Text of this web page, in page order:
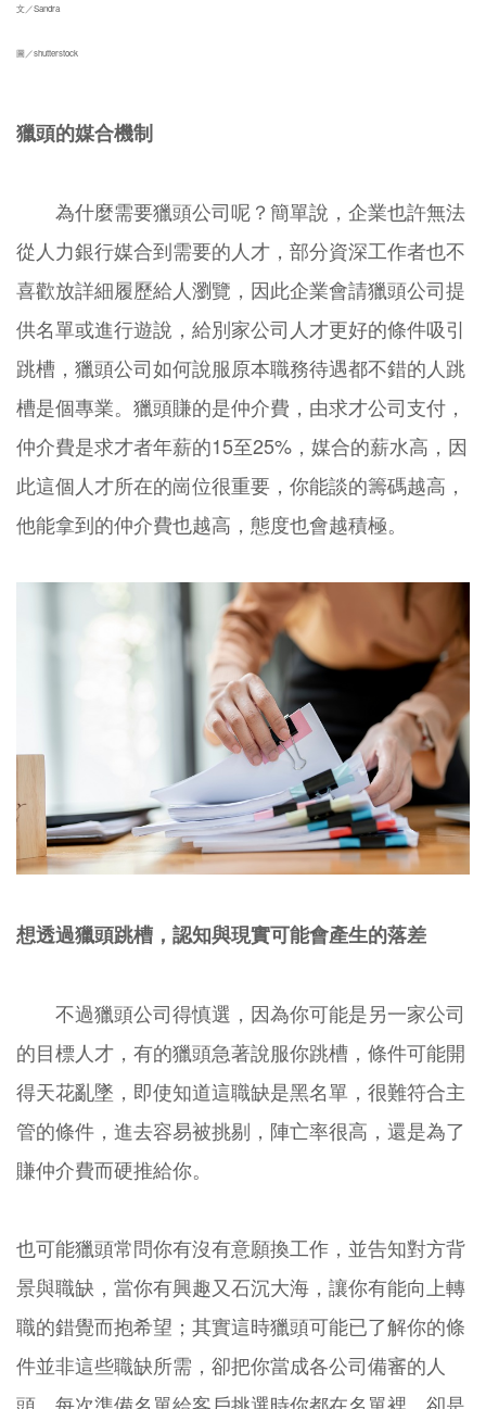
文／Sandra
圖／shutterstock
獵頭的媒合機制
為什麼需要獵頭公司呢？簡單說，企業也許無法
從人力銀行媒合到需要的人才，部分資深工作者也不
喜歡放詳細履歷給人瀏覽，因此企業會請獵頭公司提
供名單或進行遊說，給別家公司人才更好的條件吸引
跳槽，獵頭公司如何說服原本職務待遇都不錯的人跳
槽是個專業。獵頭賺的是仲介費，由求才公司支付，
仲介費是求才者年薪的15至25%，媒合的薪水高，因
此這個人才所在的崗位很重要，你能談的籌碼越高，
他能拿到的仲介費也越高，態度也會越積極。
想透過獵頭跳槽，認知與現實可能會產生的落差
不過獵頭公司得慎選，因為你可能是另一家公司
的目標人才，有的獵頭急著說服你跳槽，條件可能開
得天花亂墜，即使知道這職缺是黑名單，很難符合主
管的條件，進去容易被挑剔，陣亡率很高，還是為了
賺仲介費而硬推給你。
也可能獵頭常問你有沒有意願換工作，並告知對方背
景與職缺，當你有興趣又石沉大海，讓你有能向上轉
職的錯覺而抱希望；其實這時獵頭可能已了解你的條
件並非這些職缺所需，卻把你當成各公司備審的人
頭，每次準備名單給客戶挑選時你都在名單裡，卻是